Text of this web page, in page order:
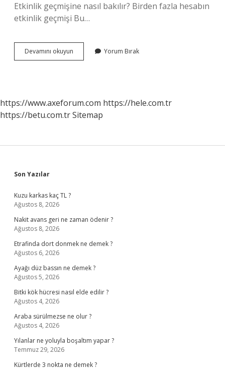
Etkinlik geçmişine nasıl bakılır? Birden fazla hesabın
etkinlik geçmişi Bu…
Devamını okuyun
Son
Yorum Bırak
https://www.axeforum.com https://hele.com.tr
https://betu.com.trSitemap
Sidebar
Son Yazılar
Kuzu karkas kaç TL ?
Ağustos 8, 2026
Nakit avans geri ne zaman ödenir ?
Ağustos 8, 2026
Etrafinda dort donmek ne demek ?
Ağustos 6, 2026
Ayağı düz bassın ne demek ?
Ağustos 5, 2026
Bitki kök hücresi nasıl elde edilir ?
Ağustos 4, 2026
Araba sürülmezse ne olur ?
Ağustos 4, 2026
Yılanlar ne yoluyla boşaltım yapar ?
Temmuz 29, 2026
Kürtlerde 3 nokta ne demek ?